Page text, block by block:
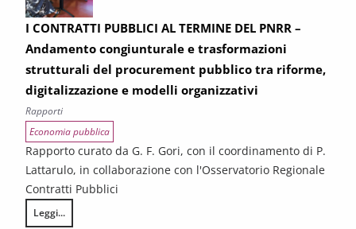
I CONTRATTI PUBBLICI AL TERMINE DEL PNRR –
Andamento congiunturale e trasformazioni
strutturali del procurement pubblico tra riforme,
digitalizzazione e modelli organizzativi
Rapporti
Economia pubblica
Rapporto curato da G. F. Gori, con il coordinamento di P.
Lattarulo, in collaborazione con l'Osservatorio Regionale
Contratti Pubblici
Leggi...
I CONTRATTI PUBBLICI AL TERMINE DEL PNRR – Andamento